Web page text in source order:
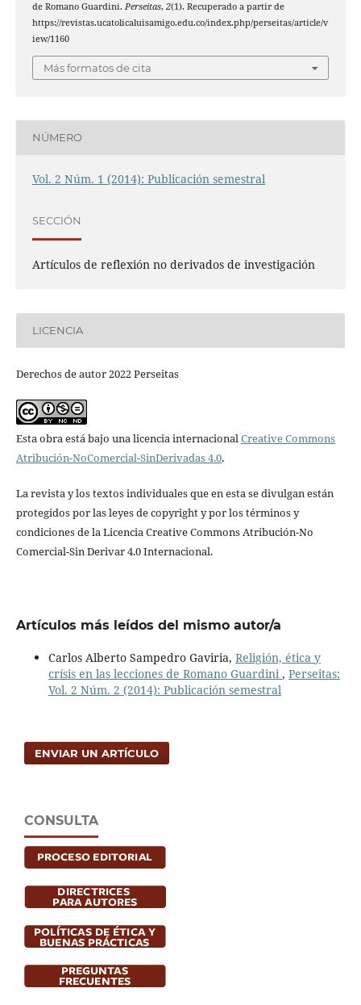
de Romano Guardini. Perseitas, 2(1). Recuperado a partir de
https://revistas.ucatolicaluisamigo.edu.co/index.php/perseitas/article/v
iew/1160
Más formatos de cita
NÚMERO
Vol. 2 Núm. 1 (2014): Publicación semestral
SECCIÓN
Artículos de reflexión no derivados de investigación
LICENCIA
Derechos de autor 2022 Perseitas
Esta obra está bajo una licencia internacionalCreative Commons
Atribución-NoComercial-SinDerivadas 4.0.
La revista y los textos individuales que en esta se divulgan están
protegidos por las leyes de copyright y por los términos y
condiciones de la Licencia Creative Commons Atribución-No
Comercial-Sin Derivar 4.0 Internacional.
Artículos más leídos del mismo autor/a
Carlos Alberto Sampedro Gaviria, Religión, ética y
crísis en las lecciones de Romano Guardini, Perseitas:
Vol. 2 Núm. 2 (2014): Publicación semestral
ENVIAR UN ARTÍCULO
CONSULTA